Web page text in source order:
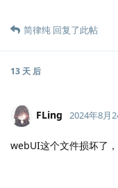
简律纯 回复了此帖
13 天 后
FLing 2024年8月
webUI这个文件损坏了